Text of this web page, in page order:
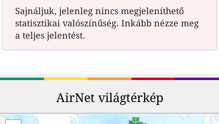
Sajnáljuk, jelenleg nincs megjeleníthető
statisztikai valószínűség. Inkább nézze meg
a teljes jelentést.
AirNet világtérkép